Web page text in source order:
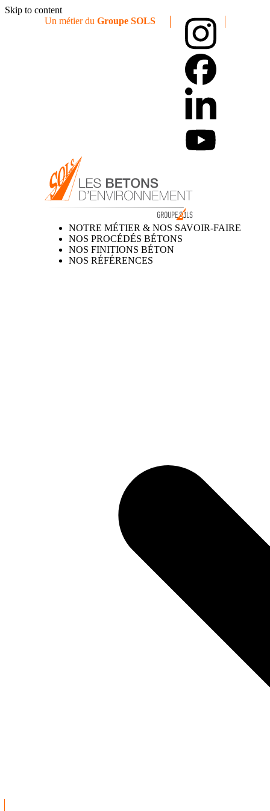
Skip to content
Un métier duGroupe SOLS
NOTRE MÉTIER & NOS SAVOIR-FAIRE
NOS PROCÉDÉS BÉTONS
NOS FINITIONS BÉTON
NOS RÉFÉRENCES